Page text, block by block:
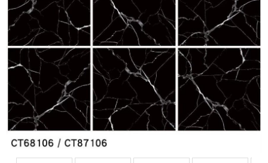
LINE官方帳號@a0975005573